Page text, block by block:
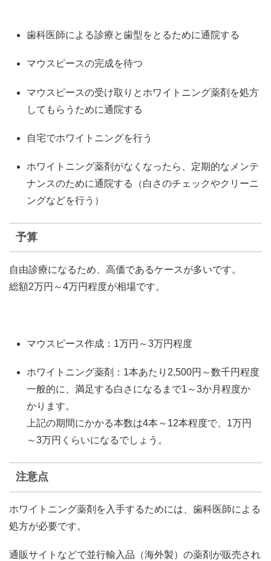
歯科医師による診療と歯型をとるために通院する
マウスピースの完成を待つ
マウスピースの受け取りとホワイトニング薬剤を処方
してもらうために通院する
自宅でホワイトニングを行う
ホワイトニング薬剤がなくなったら、定期的なメンテ
ナンスのために通院する（白さのチェックやクリーニ
ングなどを行う）
予算
自由診療になるため、高価であるケースが多いです。
総額2万円～4万円程度が相場です。
マウスピース作成：1万円～3万円程度
ホワイトニング薬剤：1本あたり2,500円～数千円程度
一般的に、満足する白さになるまで1～3か月程度か
かります。
上記の期間にかかる本数は4本～12本程度で、1万円
～3万円くらいになるでしょう。
注意点
ホワイトニング薬剤を入手するためには、歯科医師による
処方が必要です。
通販サイトなどで並行輸入品（海外製）の薬剤が販売され